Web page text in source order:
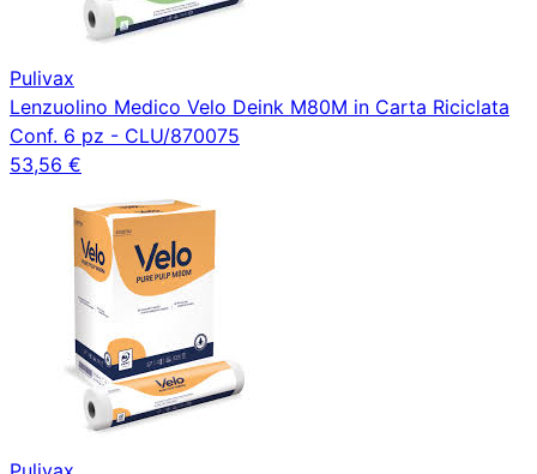
Pulivax
Lenzuolino Medico Velo Deink M80M in Carta Riciclata
Conf. 6 pz - CLU/870075
53,56 €